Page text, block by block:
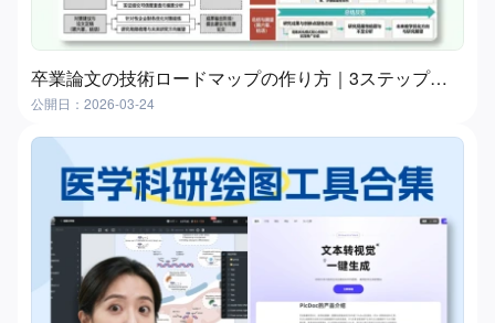
卒業論文の技術ロードマップの作り方｜3ステップ実践ガイド（おすすめツール付き）
公開日：2026-03-24